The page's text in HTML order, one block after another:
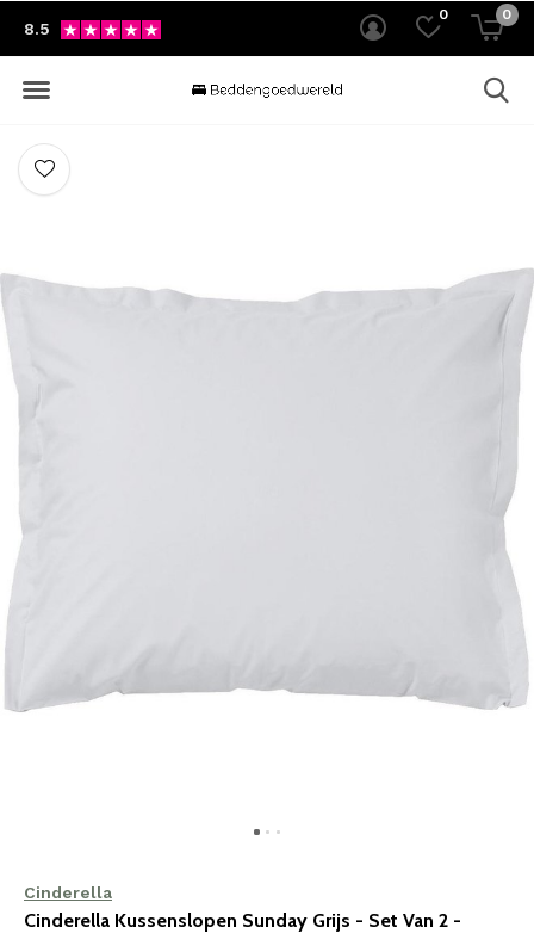
0 0
8.5
Cinderella
Cinderella Kussenslopen Sunday Grijs - Set Van 2 -